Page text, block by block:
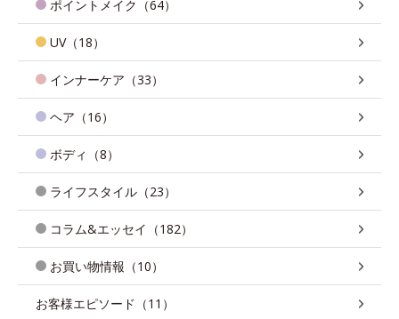
ポイントメイク（64）
UV（18）
インナーケア（33）
ヘア（16）
ボディ（8）
ライフスタイル（23）
コラム&エッセイ（182）
お買い物情報（10）
お客様エピソード（11）